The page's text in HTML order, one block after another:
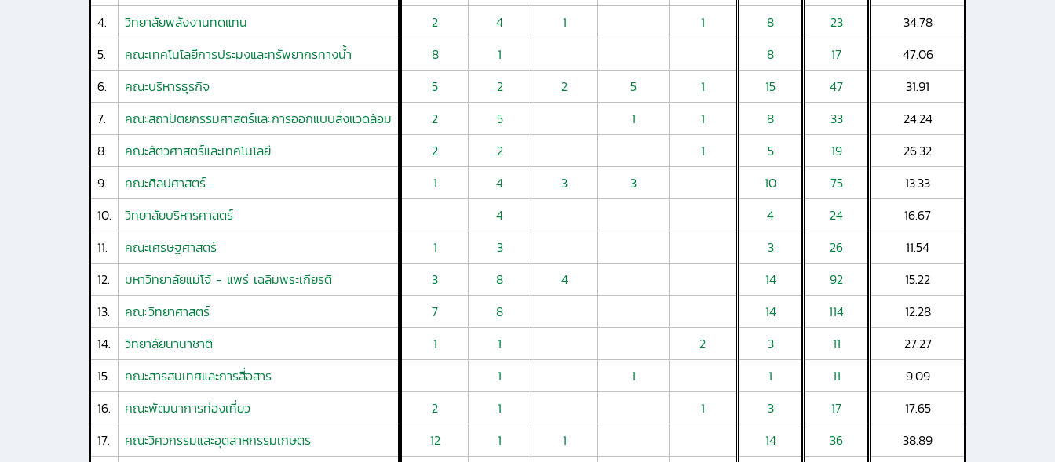
4.
วิทยาลัยพลังงานทดแทน 2 4 1 1 8 23
34.78
5.
คณะเทคโนโลยีการประมงและทรัพยากรทางน้ำ 8 1 8 17
47.06
6.
คณะบริหารธุรกิจ 5 2 2 5 1 15 47
31.91
7.
คณะสถาปัตยกรรมศาสตร์และการออกแบบสิ่งแวดล้อม 2 5 1 1 8 33
24.24
8.
คณะสัตวศาสตร์และเทคโนโลยี 2 2 1 5 19
26.32
9.
คณะศิลปศาสตร์ 1 4 3 3 10 75
13.33
10.
วิทยาลัยบริหารศาสตร์ 4 4 24
16.67
11.
คณะเศรษฐศาสตร์ 1 3 3 26
11.54
12.
มหาวิทยาลัยแม่โจ้ - แพร่ เฉลิมพระเกียรติ 3 8 4 14 92
15.22
13.
คณะวิทยาศาสตร์ 7 8 14 114
12.28
14.
วิทยาลัยนานาชาติ 1 1 2 3 11
27.27
15.
คณะสารสนเทศและการสื่อสาร 1 1 1 11
9.09
16.
คณะพัฒนาการท่องเที่ยว 2 1 1 3 17
17.65
17.
คณะวิศวกรรมและอุตสาหกรรมเกษตร 12 1 1 14 36
38.89